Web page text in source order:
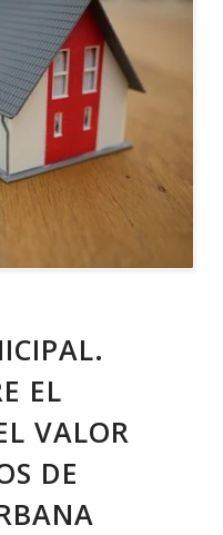
EL
VALOR
DE